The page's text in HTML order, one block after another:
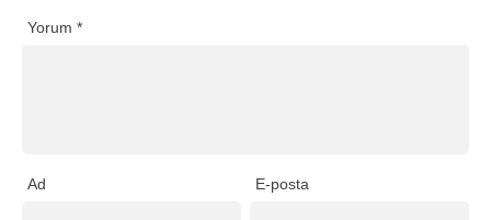
Yorum *
Ad E-posta